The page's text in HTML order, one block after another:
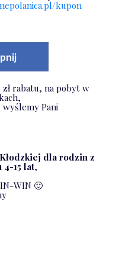
kupon
zł rabatu, na pobyt w
Pani
dla rodzin z
15 lat,
WIN 🙂